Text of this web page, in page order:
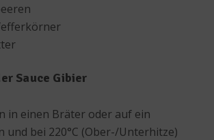
Sauce Gibier
in einen Bräter oder auf ein
und bei 220°C (Ober-/Unterhitze)